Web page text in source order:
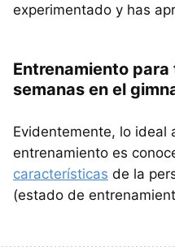
experimentado y has
Entrenamiento
semanas en el
Evidentemente, lo ideal
entrenamiento es
características de la
(estado de